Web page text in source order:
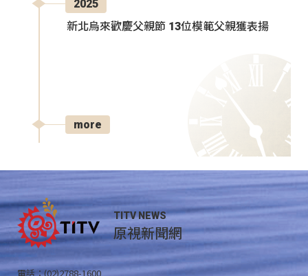
2025
新北烏來歡慶父親節 13位模範父親獲表揚
more
TITV NEWS
原視新聞網
電話：(02)2788-1600